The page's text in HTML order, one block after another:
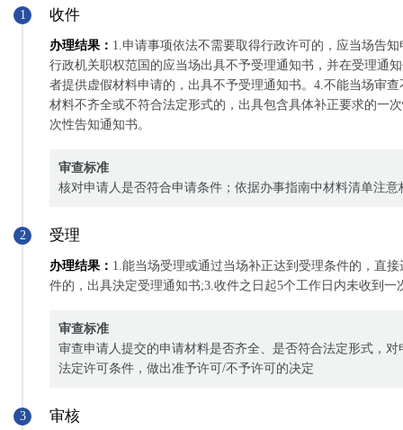
1 收件
办理结果： 1.申请事项依法不需要取得行政许可的，应当场告
行政机关职权范国的应当场出具不予受理通知书，并在受理通
者提供虚假材料申请的，出具不予受理通知书。4.不能当场审
材料不齐全或不符合法定形式的，出具包含具体补正要求的一
次性告知通知书。
审查标准
核对申请人是否符合申请条件；依据办事指南中材料清单注
2 受理
办理结果： 1.能当场受理或通过当场补正达到受理条件的，直
件的，出具決定受理通知书;3.收件之日起5个工作日内未收到
审查标准
审查申请人提交的申请材料是否齐全、是否符合法定形式，
法定许可条件，做出准予许可/不予许可的决定
3 审核